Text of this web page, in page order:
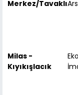
Merkez/Tavaklı
Milas -
Kıyıkışlacık